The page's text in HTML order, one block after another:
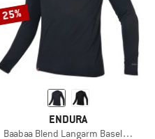
25%
ENDURA
Baabaa Blend Langarm Baselayer